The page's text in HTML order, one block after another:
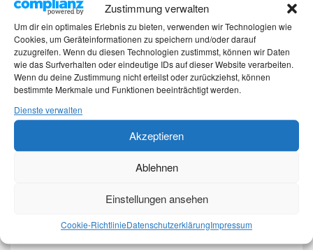
Zustimmung verwalten
Um dir ein optimales Erlebnis zu bieten, verwenden wir Technologien wie
Cookies, um Geräteinformationen zu speichern und/oder darauf
zuzugreifen. Wenn du diesen Technologien zustimmst, können wir Daten
wie das Surfverhalten oder eindeutige IDs auf dieser Website verarbeiten.
Wenn du deine Zustimmung nicht erteilst oder zurückziehst, können
bestimmte Merkmale und Funktionen beeinträchtigt werden.
Dienste verwalten
Akzeptieren
Ablehnen
Einstellungen ansehen
Cookie-RichtlinieDatenschutzerklärungImpressum
Ich bin Martina und Autorin dieses Blogs.
Mehr Infos unter About me.
Neueste Beiträge